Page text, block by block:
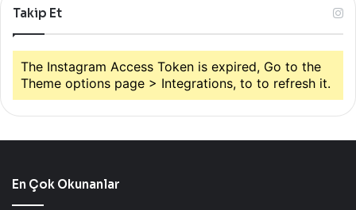
Takip Et
The Instagram Access Token is expired, Go to the
Theme options page > Integrations, to to refresh it.
En Çok Okunanlar